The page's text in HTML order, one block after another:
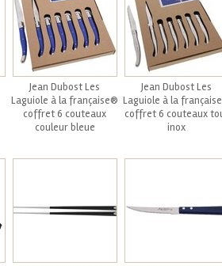
Jean Dubost Les
Laguiole à la française®
coffret 6 couteaux
couleur bleue
Jean Dubost Les
Laguiole à la
coffret 6 couteaux
inox